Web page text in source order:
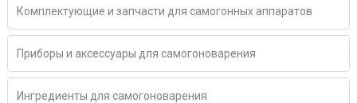
Комплектующие и запчасти для самогонных аппаратов
Приборы и аксессуары для самогоноварения
Ингредиенты для самогоноварения